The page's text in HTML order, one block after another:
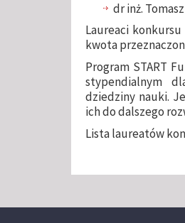
dr inż.
Laureaci
kwota
Program START
stypendialnym
dziedziny nauki.
ich do dalszego
Lista laureatów